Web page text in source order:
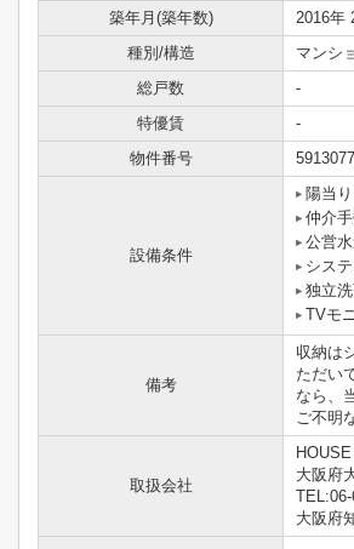
築年月(築年数)
2016年
種別/構造
マンシ
総戸数
-
特優賃
-
物件番号
設備条件
陽当
仲介
公営
シス
独立
TVモ
備考
収納は
ただい
なら、
ご不明
取扱会社
大阪府
大阪府